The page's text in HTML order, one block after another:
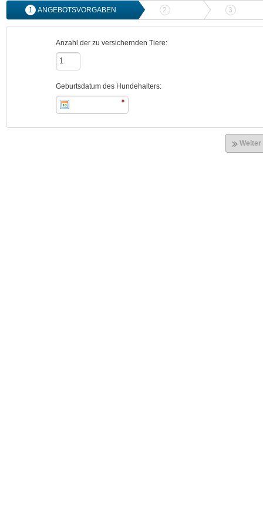
1 ANGEBOTSVORGABEN 2 ANGEBOTSVERGLEICH
3
Anzahl der zu versichernden Tiere:
Geburtsdatum des Hundehalters:
Weiter